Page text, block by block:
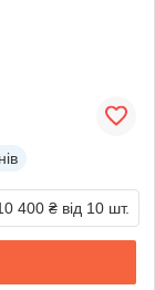
400 ₴ від 10 шт.